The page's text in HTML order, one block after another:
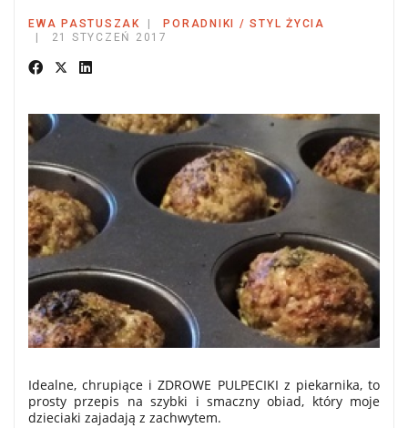
EWA PASTUSZAK
PORADNIKI / STYL ŻYCIA
21 STYCZEŃ 2017
Idealne, chrupiące i ZDROWE PULPECIKI z piekarnika, to
prosty przepis na szybki i smaczny obiad, który moje
dzieciaki zajadają z zachwytem.